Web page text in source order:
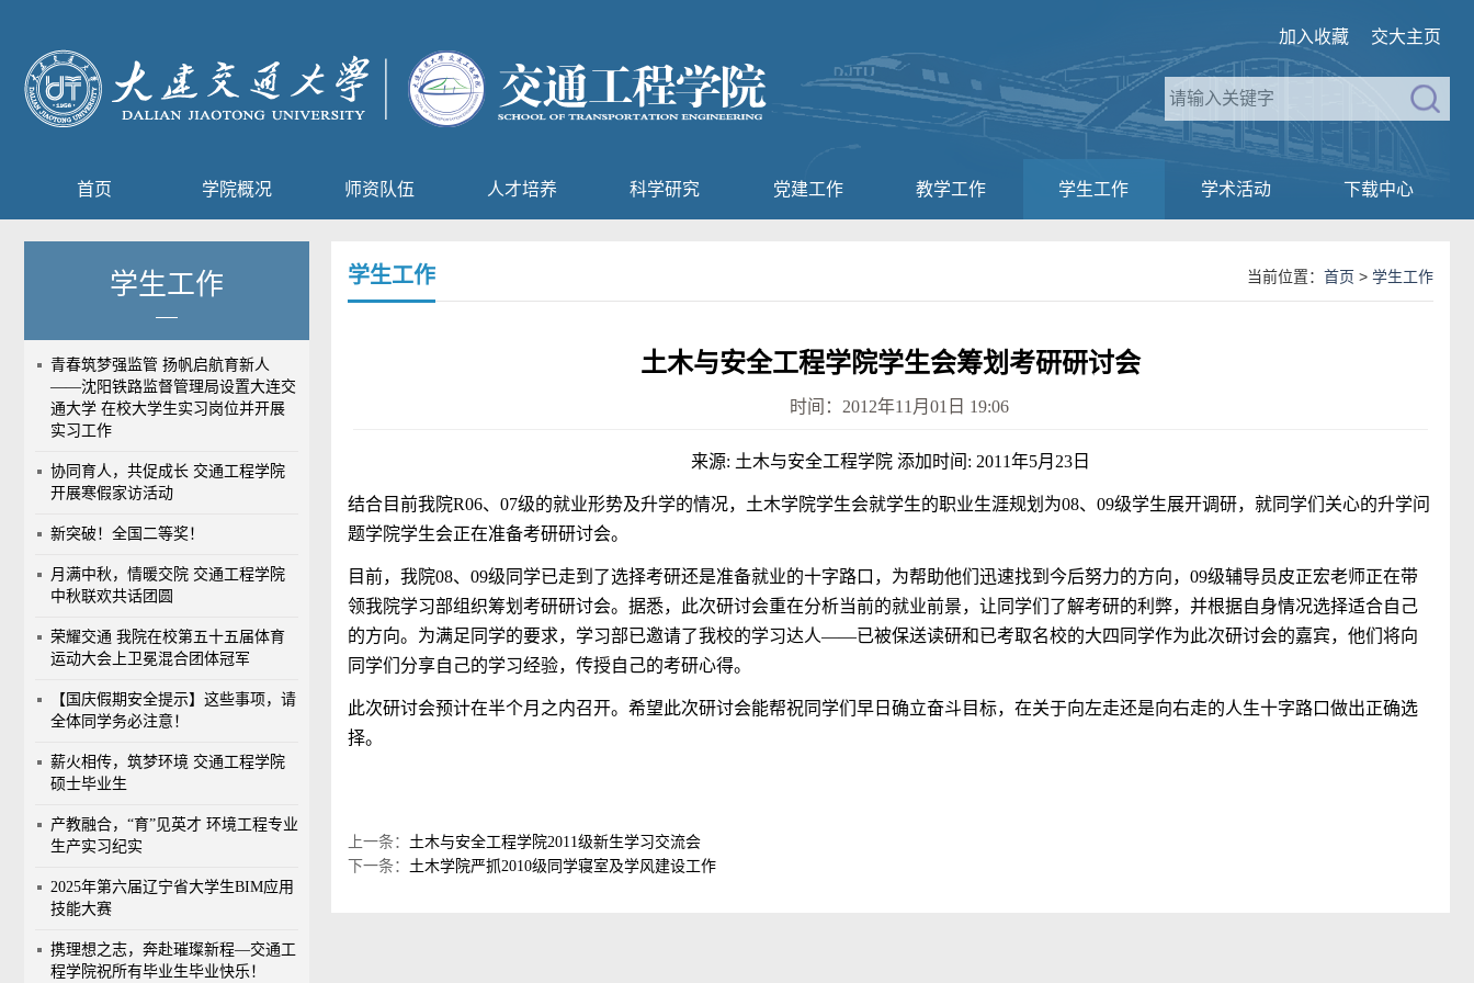
加入收藏 交大主页
首页 学院概况 师资队伍 人才培养 科学研究 党建工作 教学工作 学生工作 学术活动 下载中心
学生工作
青春筑梦强监管 扬帆启航育新人
——沈阳铁路监督管理局设置大连交
通大学 在校大学生实习岗位并开展
实习工作
协同育人，共促成长 交通工程学院
开展寒假家访活动
新突破！全国二等奖！
月满中秋，情暖交院 交通工程学院
中秋联欢共话团圆
荣耀交通 我院在校第五十五届体育
运动大会上卫冕混合团体冠军
【国庆假期安全提示】这些事项，请
全体同学务必注意！
薪火相传，筑梦环境 交通工程学院
硕士毕业生
产教融合，“育”见英才 环境工程专业
生产实习纪实
2025年第六届辽宁省大学生BIM应用
技能大赛
携理想之志，奔赴璀璨新程—交通工
程学院祝所有毕业生毕业快乐！
学生工作 当前位置： 首页 > 学生工作
土木与安全工程学院学生会筹划考研研讨会
时间：2012年11月01日 19:06
来源: 土木与安全工程学院 添加时间: 2011年5月23日
结合目前我院R06、07级的就业形势及升学的情况，土木学院学生会就学生的职业生涯规划为08、09级学生展开调研，就同学们关心的升学问
题学院学生会正在准备考研研讨会。
目前，我院08、09级同学已走到了选择考研还是准备就业的十字路口，为帮助他们迅速找到今后努力的方向，09级辅导员皮正宏老师正在带
领我院学习部组织筹划考研研讨会。据悉，此次研讨会重在分析当前的就业前景，让同学们了解考研的利弊，并根据自身情况选择适合自己
的方向。为满足同学的要求，学习部已邀请了我校的学习达人——已被保送读研和已考取名校的大四同学作为此次研讨会的嘉宾，他们将向
同学们分享自己的学习经验，传授自己的考研心得。
此次研讨会预计在半个月之内召开。希望此次研讨会能帮祝同学们早日确立奋斗目标，在关于向左走还是向右走的人生十字路口做出正确选
择。
上一条： 土木与安全工程学院2011级新生学习交流会
下一条： 土木学院严抓2010级同学寝室及学风建设工作